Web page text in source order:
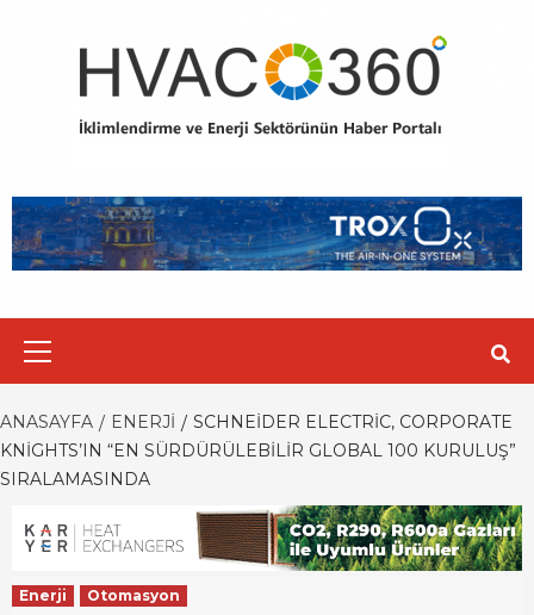
ANASAYFA ENERJI
SCHNEIDER ELECTRIC, CORPORATE
KNIGHTS’IN “EN SÜRDÜRÜLEBILIR GLOBAL 100 KURULUŞ”
SIRALAMASINDA
Enerji Otomasyon